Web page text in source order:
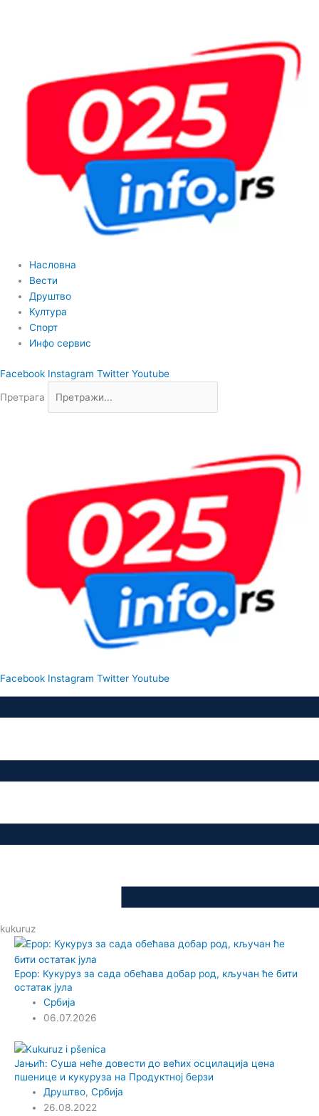
Насловна
Вести
Друштво
Култура
Спорт
Инфо сервис
Facebook Instagram Twitter Youtube
Претрага
Facebook Instagram Twitter Youtube
kukuruz
Ерор: Кукуруз за сада обећава добар род, кључан ће бити
остатак јула
Србија
06.07.2026
Јањић: Суша неће довести до већих осцилација цена
пшенице и кукуруза на Продуктној берзи
Друштво,Србија
26.08.2022